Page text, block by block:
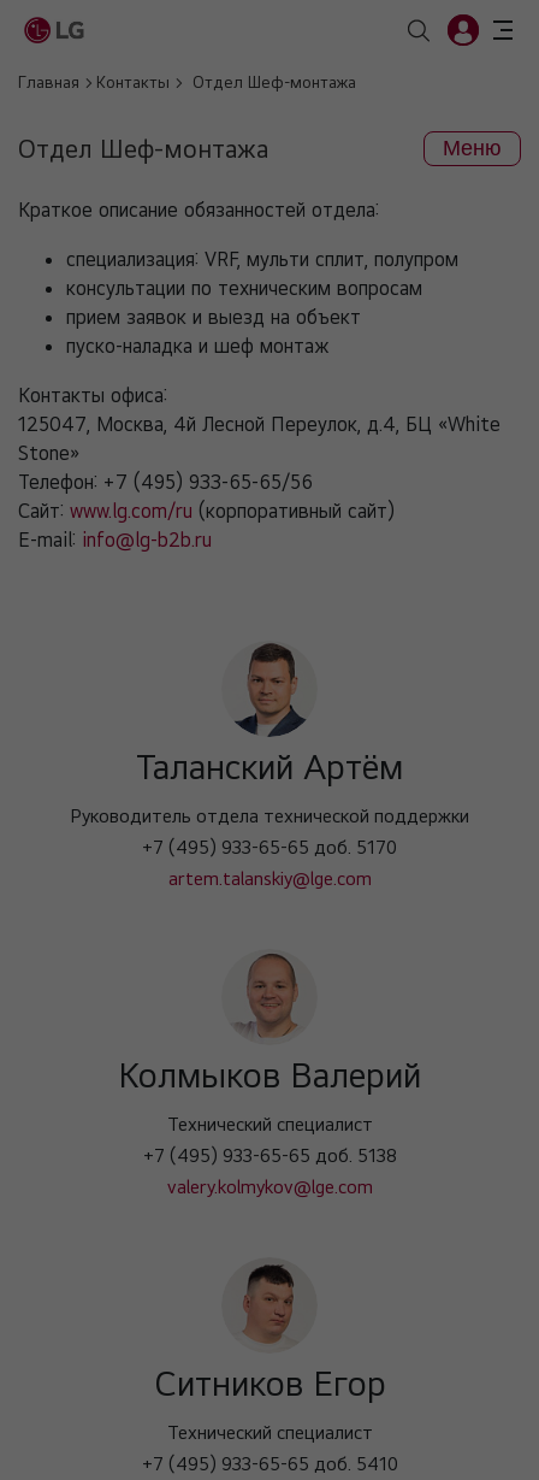
Главная Контакты Отдел Шеф-монтажа
Отдел Шеф-монтажа Меню
Краткое описание обязанностей отдела:
специализация: VRF, мульти сплит, полупром
консультации по техническим вопросам
прием заявок и выезд на объект
пуско-наладка и шеф монтаж
Контакты офиса:
125047, Москва, 4й Лесной Переулок, д.4, БЦ «White
Stone»
Телефон: +7 (495) 933-65-65/56
Сайт: www.lg.com/ru (корпоративный сайт)
E-mail: info@lg-b2b.ru
Таланский Артём
Руководитель отдела технической поддержки
+7 (495) 933-65-65 доб. 5170
artem.talanskiy@lge.com
Колмыков Валерий
Технический специалист
+7 (495) 933-65-65 доб. 5138
valery.kolmykov@lge.com
Ситников Егор
Технический специалист
+7 (495) 933-65-65 доб. 5410